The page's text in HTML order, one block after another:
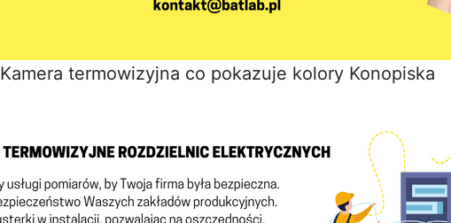
Kamera termowizyjna co pokazuje kolory Konopiska